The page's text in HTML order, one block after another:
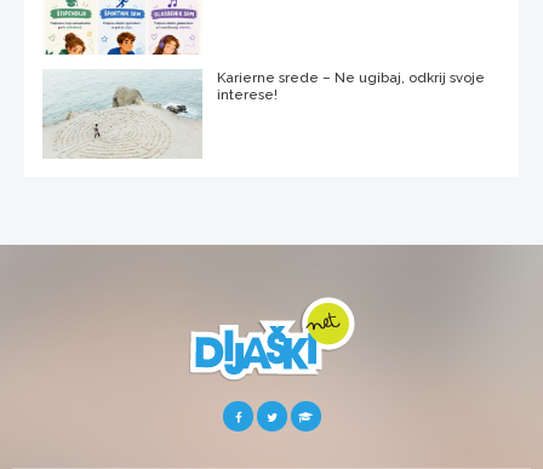
Karierne srede – Ne ugibaj, odkrij svoje
interese!